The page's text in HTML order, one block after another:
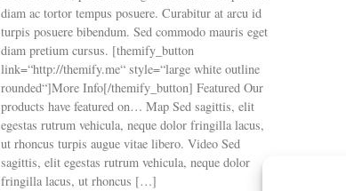
diam ac tortor tempus posuere. Curabitur at arcu id
turpis posuere bibendum. Sed commodo mauris eget
diam pretium cursus. [themify_button
link=“http://themify.me“ style=“large white outline
rounded“]More Info[/themify_button] Featured Our
products have featured on… Map Sed sagittis, elit
egestas rutrum vehicula, neque dolor fringilla lacus,
ut rhoncus turpis augue vitae libero. Video Sed
sagittis, elit egestas rutrum vehicula, neque dolor
fringilla lacus, ut rhoncus […]